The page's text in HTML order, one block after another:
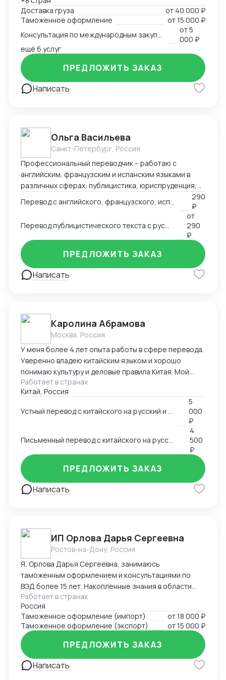
всех этапов оформления. Расчёт и планирование
затрат на транспорт, налоги, сертификацию. Опыт
разработки товара с нуля в Китае — от идеи и
адаптации под рынок до запуска продаж. Знание
рынка, умение быстро находить надёжных партнёров
и выстраивать устойчивые схемы поставок для
любой продукции — от промышленного
оборудования до товаров для маркетплейсов.
Доставка груза
от 40 000 ₽
Таможенное оформление
от15 000 ₽
от5
000 ₽
ещё 6 услуг
Написать
ПРЕДЛОЖИТЬ ЗАКАЗ
Ольга Васильева
Санкт-Петербург, Россия
Профессиональный переводчик – работаю с
английским, французским и испанским языками в
различных сферах: публицистика, юриспруденция,
290
₽
Перевод публицистического текста с русского языка на английский
от
290
₽
Написать
ПРЕДЛОЖИТЬ ЗАКАЗ
Каролина Абрамова
Москва, Россия
У меня более 4 лет опыта работы в сфере перевода.
Уверенно владею китайским языком и хорошо
понимаю культуру и деловые правила Китая. Мой
опыт работы включает работу в разных областях,
ВЭД, маркетинг, даже химическая промышленность.
гарантировать высокое качество перевода.
Работает в странах
Китай, Россия
Устный перевод с китайского на русский и с русского на китайский
5
000
₽
Письменный перевод с китайского на русский и с русского на китайский
4
500
₽
Написать
ПРЕДЛОЖИТЬ ЗАКАЗ
ИП Орлова Дарья Сергеевна
Ростов-на-Дону, Россия
Я, Орлова Дарья Сергеевна, занимаюсь
таможенным оформлением и консультациями по
ВЭД более 15 лет. Накопленные знания в области
оформления импортируемых и экспортируемых
грузов участников ВЭД позволяют проводить
таможенное оформление в кратчайшие сроки,
избежать досадных ошибок, штрафов, санкций и
сэкономить ваши ресурсы! Успешный опыт
долгосрочных партнерских отношений с
компаниями – позволил завоевать положительную
Работает в странах
Россия
Таможенное оформление (импорт)
от18 000 ₽
Таможенное оформление (экспорт)
от15 000 ₽
Написать
ПРЕДЛОЖИТЬ ЗАКАЗ